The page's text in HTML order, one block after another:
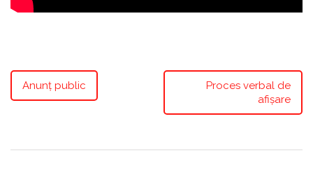
Anunț public
Proces verbal de
afișare